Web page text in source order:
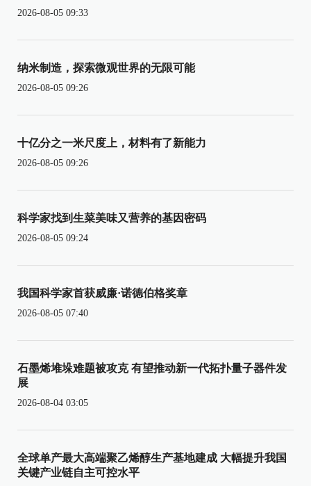
2026-08-05 09:33
纳米制造，探索微观世界的无限可能
2026-08-05 09:26
十亿分之一米尺度上，材料有了新能力
2026-08-05 09:26
科学家找到生菜美味又营养的基因密码
2026-08-05 09:24
我国科学家首获威廉·诺德伯格奖章
2026-08-05 07:40
石墨烯堆垛难题被攻克 有望推动新一代拓扑量子器件发
展
2026-08-04 03:05
全球单产最大高端聚乙烯醇生产基地建成 大幅提升我国
关键产业链自主可控水平